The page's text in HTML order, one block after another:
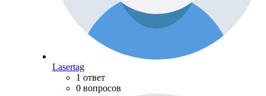
Lasertag
1 ответ
0 вопросов